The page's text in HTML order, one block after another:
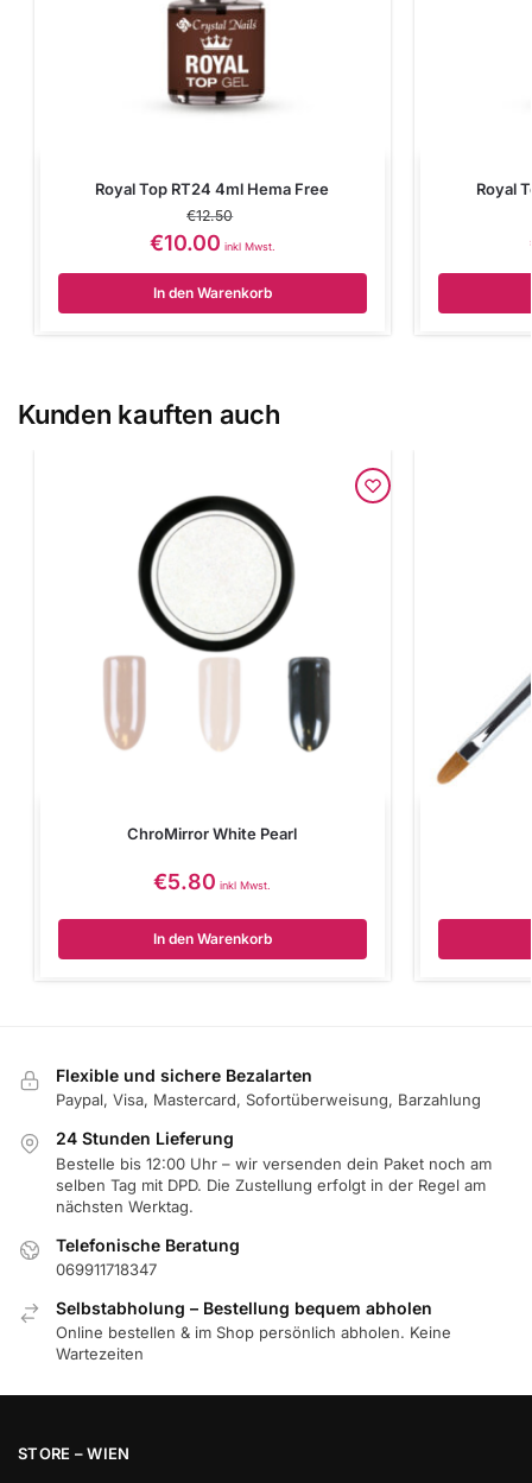
Royal Top RT24 4ml Hema Free
€12.50
€10.00 inkl Mwst.
In den Warenkorb
Royal
Kunden kauften auch
ChroMirror White Pearl
€5.80 inkl Mwst.
In den Warenkorb
Flexible und sichere Bezalarten
Paypal, Visa, Mastercard, Sofortüberweisung, Barzahlung
24 Stunden Lieferung
Bestelle bis 12:00 Uhr – wir versenden dein Paket noch am
selben Tag mit DPD. Die Zustellung erfolgt in der Regel am
nächsten Werktag.
Telefonische Beratung
069911718347
Selbstabholung – Bestellung bequem abholen
Online bestellen & im Shop persönlich abholen. Keine
Wartezeiten
STORE – WIEN